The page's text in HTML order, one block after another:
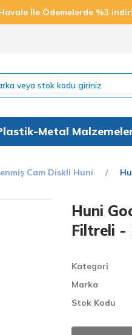
İle Ödemelerde %3
Metal
Cam Diskli Huni
Huni
Filtreli -
Kategori
Marka
Stok Kodu